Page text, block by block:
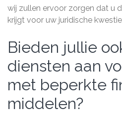
wij zullen ervoor zorgen dat u
krijgt voor uw juridische
Bieden jullie
diensten aan
met beperkte
middelen?